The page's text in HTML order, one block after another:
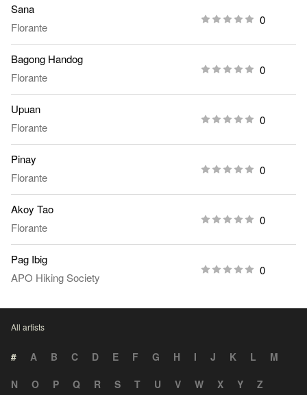
Sana
Florante
0
Bagong Handog
Florante
0
Upuan
Florante
0
Pinay
Florante
0
Akoy Tao
Florante
0
Pag Ibig
APO Hiking Society
0
All artists
# A B C D E F G H I J K L
M
N
O P Q R S T U V W X Y Z